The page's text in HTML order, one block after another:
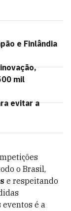
e Finlândia
mil
evitar a
o Brasil,
e respeitando
é a